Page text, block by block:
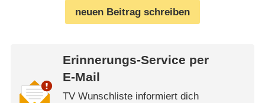
neuen Beitrag schreiben
Erinnerungs-Service per
E-Mail
TV Wunschliste informiert dich